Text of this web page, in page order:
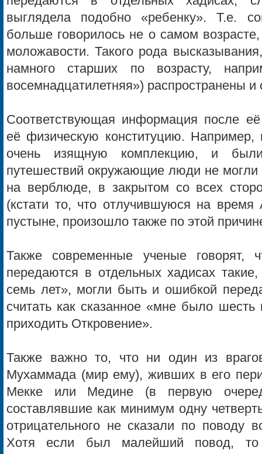
выглядела подобно «ребенку». Т.е.
больше говорилось не о самом
моложавости. Такого рода
намного старших по возрасту,
восемнадцатилетняя») распространены и
Соответствующая информация после
её физическую конституцию. Например,
очень изящную комплекцию, и
путешествий окружающие люди не
на верблюде, в закрытом со всех
(кстати то, что отлучившуюся на
пустыне, произошло также по этой
Также современные ученые говорят,
передаются в отдельных хадисах
семь лет», могли быть и ошибкой
считать как сказанное «мне было шесть
приходить Откровение».
Также важно то, что ни один из
Мухаммада (мир ему), живших в его
Мекке или Медине (в первую
составлявшие как минимум одну
отрицательного не сказали по поводу
Хотя если был малейший повод,